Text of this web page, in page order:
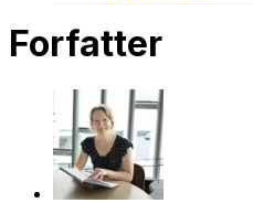
Forfatter